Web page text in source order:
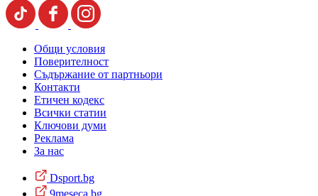
Общи условия
Поверителност
Съдържание от партньори
Контакти
Етичен кодекс
Всички статии
Ключови думи
Реклама
За нас
Dsport.bg
9meseca.bg